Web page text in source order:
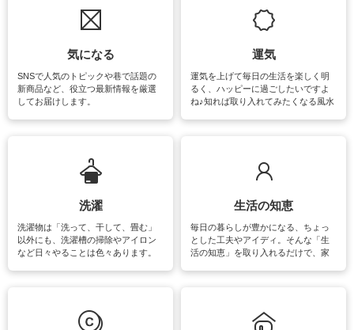
気になる
SNSで人気のトピックや巷で話題の
新商品など、役立つ最新情報を厳選
してお届けします。
運気
運気を上げて毎日の生活を楽しく明
るく、ハッピーに過ごしたいですよ
ね♪知れば取り入れてみたくなる風水
洗濯
洗濯物は「洗って、干して、畳む」
以外にも、洗濯槽の掃除やアイロン
など日々やることは色々あります。
マットなどの大きな洗濯物も、正し
生活の知恵
毎日の暮らしが豊かになる、ちょっ
とした工夫やアイディ。そんな「生
活の知恵」を取り入れるだけで、家